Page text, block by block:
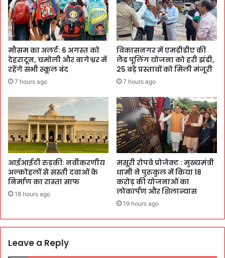
मौसम का अलर्ट: 6 अगस्त को
देहरादून, चमोली और बागेश्वर में
रहेंगे सभी स्कूल बंद
7 hours ago
विकासनगर में एमडीडीए की
लैंड पूलिंग योजना को हरी झंडी,
25 बड़े प्रस्तावों को मिली मंजूरी
7 hours ago
आईआईटी रुड़की: नवीकरणीय
अल्कोहलों से सस्ती दवाओं के
निर्माण का रास्ता साफ
18 hours ago
मसूरी रोपवे प्रोजेक्ट : मुख्‍यमंत्री
धामी ने पुरुकुल में किया 18
करोड़ की योजनाओं का
लोकार्पण और शिलान्यास
19 hours ago
Leave a Reply